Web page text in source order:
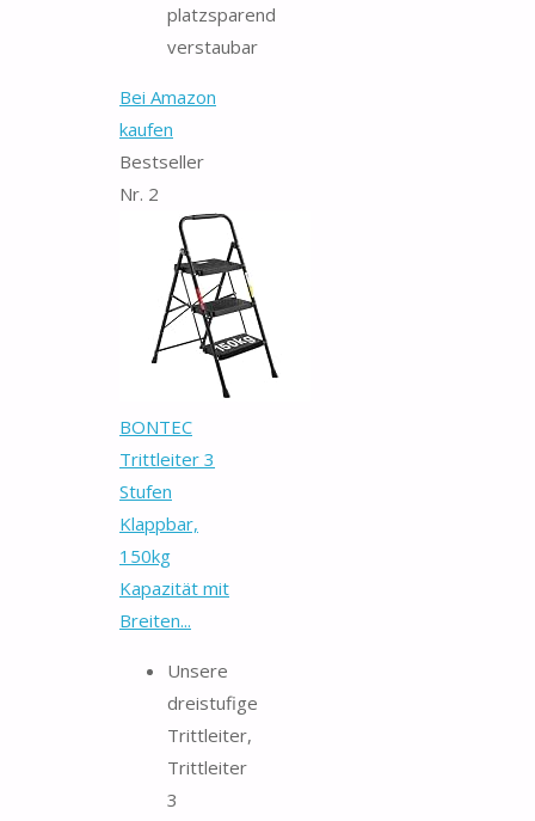
platzsparend
verstaubar
Bei Amazon
kaufen
Bestseller
Nr. 2
BONTEC
Trittleiter 3
Stufen
Klappbar,
150kg
Kapazität mit
Breiten...
Unsere
dreistufige
Trittleiter,
Trittleiter
3